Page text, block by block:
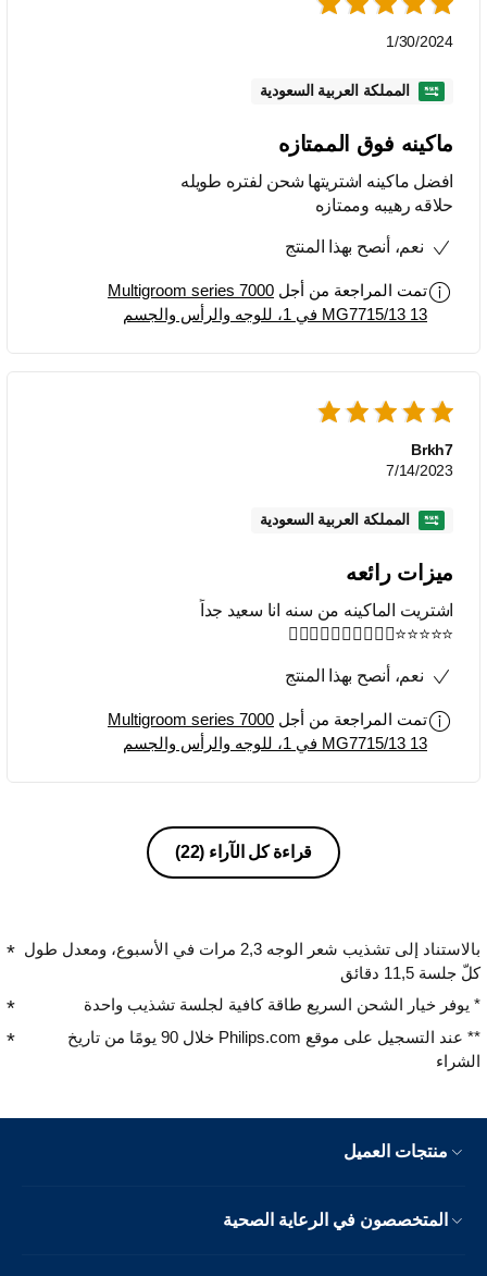
1/30/2024
المملكة العربية السعودية
ماكينه فوق الممتازه
افضل ماكينه اشتريتها شحن لفتره طويله
حلاقه رهيبه وممتازه
نعم، أنصح بهذا المنتج
تمت المراجعة من أجل Multigroom series 7000
MG7715/13 13 في 1، للوجه والرأس والجسم
Brkh7
7/14/2023
المملكة العربية السعودية
ميزات رائعه
اشتريت الماكينه من سنه انا سعيد جداً
⭐⭐⭐⭐⭐👍🏻👍🏻👍🏻👍🏻👍🏻
نعم، أنصح بهذا المنتج
تمت المراجعة من أجل Multigroom series 7000
MG7715/13 13 في 1، للوجه والرأس والجسم
قراءة كل الآراء (22)
بالاستناد إلى تشذيب شعر الوجه 2,3 مرات في الأسبوع، ومعدل طول
كلّ جلسة 11,5 دقائق
* يوفر خيار الشحن السريع طاقة كافية لجلسة تشذيب واحدة
** عند التسجيل على موقع Philips.com خلال 90 يومًا من تاريخ
الشراء
منتجات العميل
المتخصصون في الرعاية الصحية